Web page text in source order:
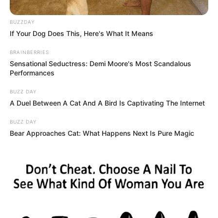
PostedFriss hírek
Hadházy Ákos: Rendszerváltás
akkor lesz, amikor börtönbe
kerülnek az elkövetők, különösen
Orbán Viktor
by Szerző
BUZZDAY
If Your Dog Does This, Here's What It Means
BRAINBERRIES
Sensational Seductress: Demi Moore's Most Scandalous
Performances
BUZZ DAY
A Duel Between A Cat And A Bird Is Captivating The Internet
BUZZ DAY
Bear Approaches Cat: What Happens Next Is Pure Magic